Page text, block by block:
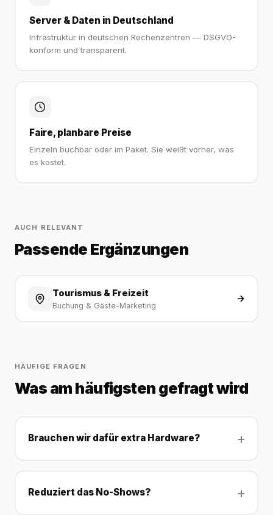
Server & Daten in Deutschland
Infrastruktur in deutschen Rechenzentren — DSGVO-
konform und transparent.
Faire, planbare Preise
Einzeln buchbar oder im Paket. Sie weißt vorher, was
es kostet.
AUCH RELEVANT
Passende Ergänzungen
Tourismus & Freizeit
Buchung & Gäste-Marketing
HÄUFIGE FRAGEN
Was am häufigsten gefragt wird
Brauchen wir dafür extra Hardware?
Reduziert das No-Shows?